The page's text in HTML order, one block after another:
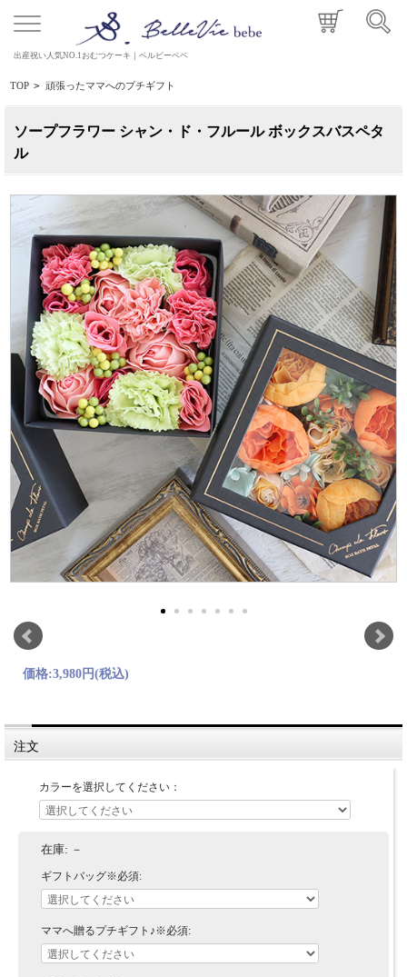
出産祝い人気NO.1おむつケーキ｜ベルビーベベ
TOP > 頑張ったママへのプチギフト
ソープフラワー シャン・ド・フルール ボックスバスペタ
ル
価格:3,980円(税込)
注文
カラーを選択してください：
在庫: －
ギフトバッグ※必須:
ママへ贈るプチギフト♪※必須: